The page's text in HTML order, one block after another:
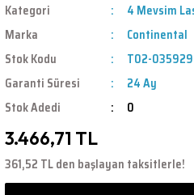
Kategori
4 Mevsim
Marka
Continental
Stok Kodu
T02-
Garanti Süresi
24 Ay
Stok Adedi
0
3.466,71 TL
361,52 TL den başlayan taksitlerle!